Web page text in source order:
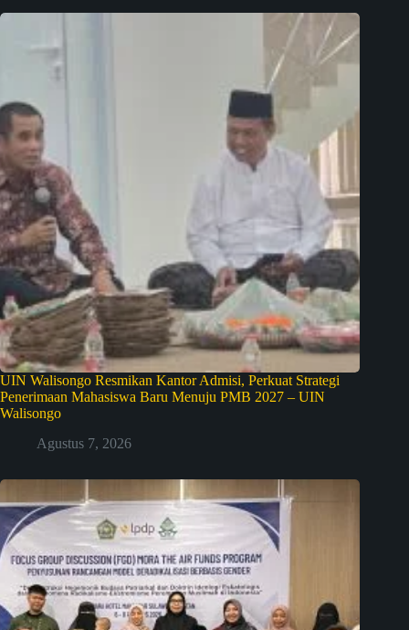
UIN Walisongo Resmikan Kantor Admisi, Perkuat Strategi
Penerimaan Mahasiswa Baru Menuju PMB 2027 – UIN
Walisongo
Agustus 7, 2026